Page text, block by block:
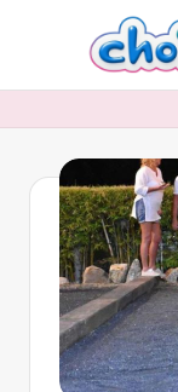
c
h
i
b
i.
c
o